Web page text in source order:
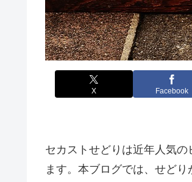
X Facebook
セカストせどりは近年人気
ます。本ブログでは、せど